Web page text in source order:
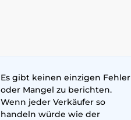
Es gibt keinen einzigen Fehler
oder Mangel zu berichten.
Wenn jeder Verkäufer so
handeln würde wie der